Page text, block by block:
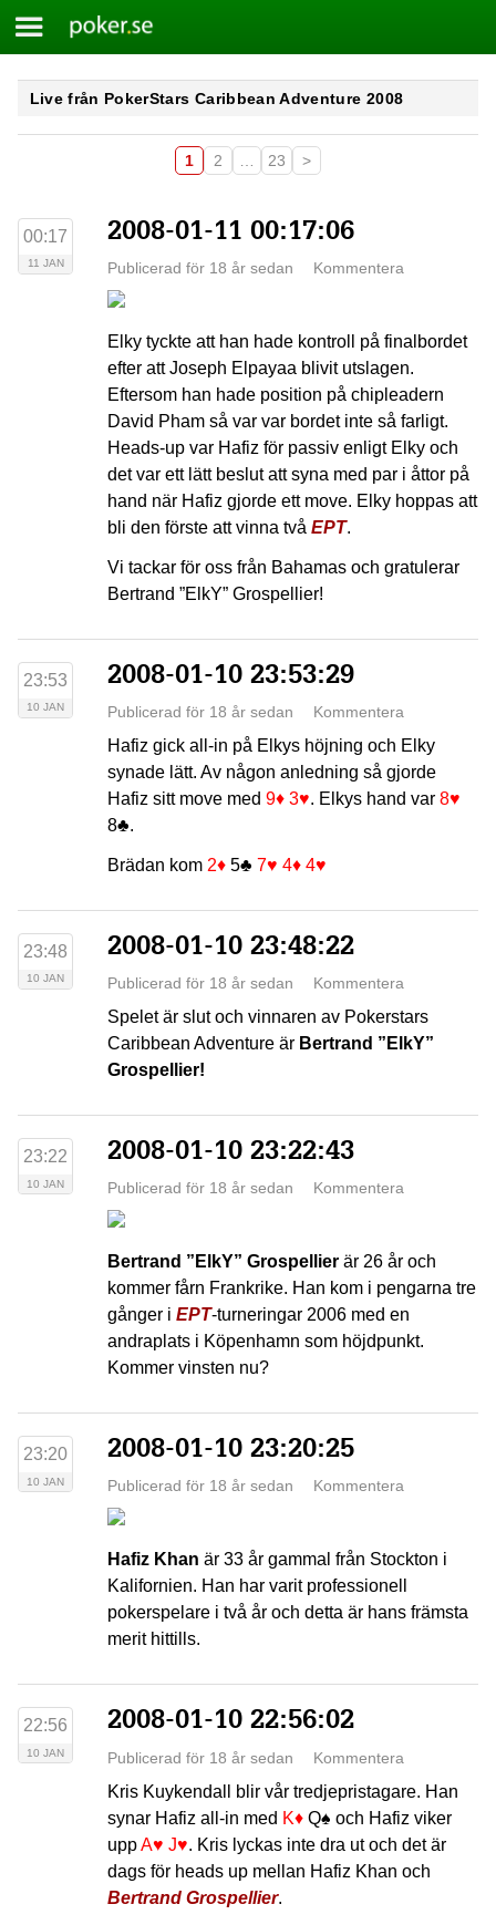
Skip
Meny
Poker.se
Live från PokerStars Caribbean Adventure 2008
1 2 23 >
00:17
11 JAN
2008-01-11 00:17:06
Publicerad för 18 år sedan Kommentera
Elky tyckte att han hade kontroll på finalbordet
efter att Joseph Elpayaa blivit utslagen.
Eftersom han hade position på chipleadern
David Pham så var var bordet inte så farligt.
Heads-up var Hafiz för passiv enligt Elky och
det var ett lätt beslut att syna med par i åttor på
hand när Hafiz gjorde ett move. Elky hoppas att
bli den förste att vinna två EPT.
Vi tackar för oss från Bahamas och gratulerar
Bertrand ”ElkY” Grospellier!
23:53
10 JAN
2008-01-10 23:53:29
Publicerad för 18 år sedan Kommentera
Hafiz gick all-in på Elkys höjning och Elky
synade lätt. Av någon anledning så gjorde
Hafiz sitt move med 9♦ 3♥. Elkys hand var 8♥
8♣.
Brädan kom 2♦ 5♣ 7♥ 4♦ 4♥
23:48
10 JAN
2008-01-10 23:48:22
Publicerad för 18 år sedan Kommentera
Spelet är slut och vinnaren av Pokerstars
Caribbean Adventure är Bertrand ”ElkY”
Grospellier!
23:22
10 JAN
2008-01-10 23:22:43
Publicerad för 18 år sedan Kommentera
Bertrand ”ElkY” Grospellierär 26 år och
kommer fårn Frankrike. Han kom i pengarna tre
gånger i EPT-turneringar 2006 med en
andraplats i Köpenhamn som höjdpunkt.
Kommer vinsten nu?
23:20
10 JAN
2008-01-10 23:20:25
Publicerad för 18 år sedan Kommentera
Hafiz Khan är 33 år gammal från Stockton i
Kalifornien. Han har varit professionell
pokerspelare i två år och detta är hans främsta
merit hittills.
22:56
10 JAN
2008-01-10 22:56:02
Publicerad för 18 år sedan Kommentera
Kris Kuykendall blir vår tredjepristagare. Han
synar Hafiz all-in med K♦ Q♠ och Hafiz viker
uppA♥ J♥. Kris lyckas inte dra ut och det är
dags för heads up mellan Hafiz Khan och
Bertrand Grospellier.